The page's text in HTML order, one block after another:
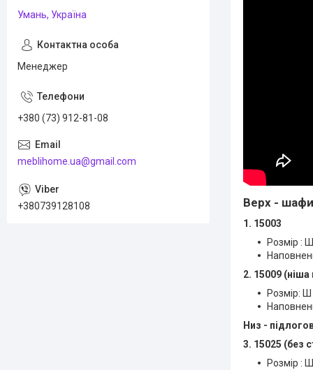
Верх -
1. 15003
Розмір :
2. 15009 (ніша
Розмір:
Низ -
3. 15025 (без
Розмір :
Умань, Україна
Менеджер
+380 (73) 912-81-08
meblihome.ua@gmail.com
+380739128108